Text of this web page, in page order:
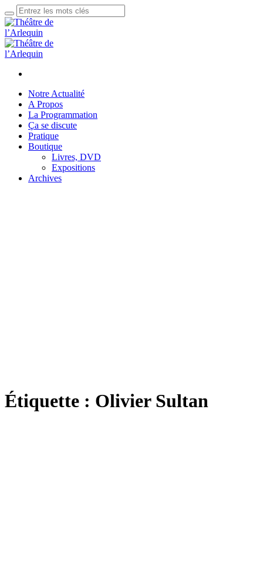
Notre Actualité
A Propos
La Programmation
Ça se discute
Pratique
Boutique
Livres, DVD
Expositions
Archives
Étiquette : Olivier Sultan